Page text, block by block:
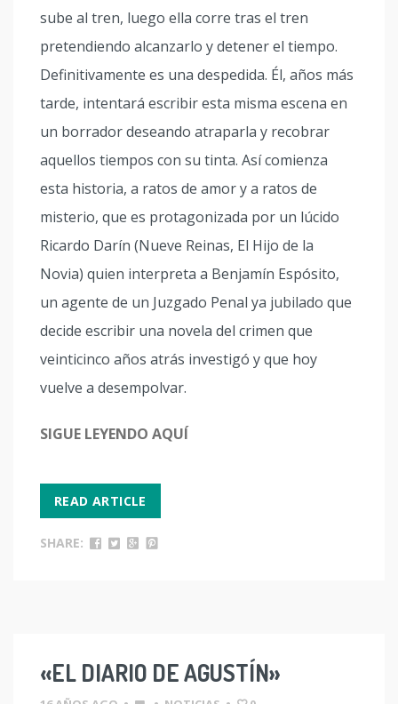
sube al tren, luego ella corre tras el tren
pretendiendo alcanzarlo y detener el tiempo.
Definitivamente es una despedida. Él, años más
tarde, intentará escribir esta misma escena en
un borrador deseando atraparla y recobrar
aquellos tiempos con su tinta. Así comienza
esta historia, a ratos de amor y a ratos de
misterio, que es protagonizada por un lúcido
Ricardo Darín (Nueve Reinas, El Hijo de la
Novia) quien interpreta a Benjamín Espósito,
un agente de un Juzgado Penal ya jubilado que
decide escribir una novela del crimen que
veinticinco años atrás investigó y que hoy
vuelve a desempolvar.
SIGUE LEYENDO AQUÍ
READ ARTICLE
SHARE:
«EL DIARIO DE AGUSTÍN»